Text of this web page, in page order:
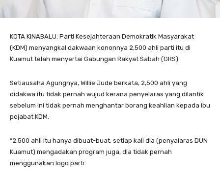
KOTA KINABALU: Parti Kesejahteraan Demokratik Masyarakat
(KDM) menyangkal dakwaan kononnya 2,500 ahli parti itu di
Kuamut telah menyertai Gabungan Rakyat Sabah (GRS).
Setiausaha Agungnya, Willie Jude berkata, 2,500 ahli yang
didakwa itu tidak pernah wujud kerana penyelaras yang dilantik
sebelum ini tidak pernah menghantar borang keahlian kepada ibu
pejabat KDM.
“2,500 ahli itu hanya dibuat-buat, setiap kali dia (penyalaras DUN
Kuamut) mengadakan program juga, dia tidak pernah
menggunakan logo parti.